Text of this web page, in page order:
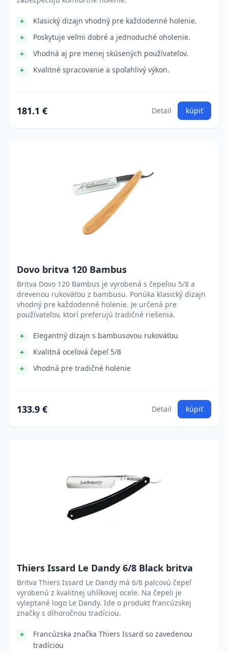
Klasický dizajn vhodný pre každodenné holenie.
Poskytuje veľmi dobré a jednoduché oholenie.
Vhodná aj pre menej skúsených používateľov.
Kvalitné spracovanie a spoľahlivý výkon.
181.1 € Detail kúpiť
Dovo britva 120 Bambus
Britva Dovo 120 Bambus je vyrobená s čepeľou 5/8 a
drevenou rukoväťou z bambusu. Ponúka klasický dizajn
vhodný pre každodenné holenie. Je určená pre
používateľov, ktorí preferujú tradičné riešenia.
Elegantný dizajn s bambusovou rukoväťou
Kvalitná oceľová čepeľ 5/8
Vhodná pre tradičné holenie
133.9 € Detail kúpiť
Thiers Issard Le Dandy 6/8 Black britva
Britva Thiers Issard Le Dandy má 6/8 palcovú čepeľ
vyrobenú z kvalitnej uhlíkovej ocele. Na čepeli je
vyleptané logo Le Dandy. Ide o produkt francúzskej
značky s dlhoročnou tradíciou.
Francúzska značka Thiers Issard so zavedenou
tradíciou